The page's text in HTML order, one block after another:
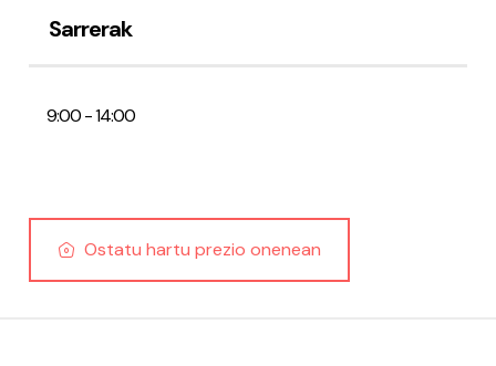
Sarrerak
9:00 - 14:00
Ostatu hartu prezio onenean